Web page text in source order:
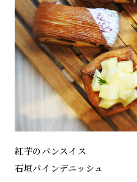
紅芋のパンスイス
石垣パインデニッシュ